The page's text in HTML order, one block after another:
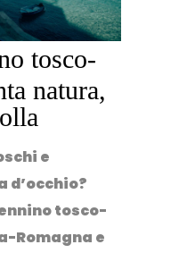
tosco-
natura,
e
d’occhio?
tosco-
Romagna e